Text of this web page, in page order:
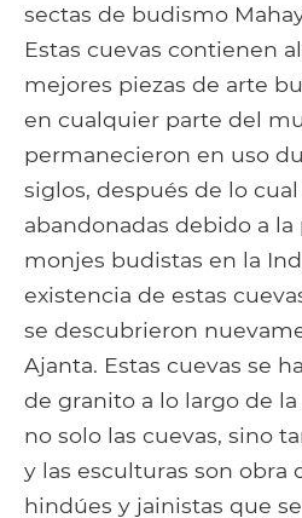
sectas de budismo
Estas cuevas contienen
mejores piezas de arte
en cualquier parte del
permanecieron en uso
siglos, después de lo
abandonadas debido a
monjes budistas en la
existencia de estas
se descubrieron
Ajanta. Estas cuevas se
de granito a lo largo de
no solo las cuevas, sino
y las esculturas son obra
hindúes y jainistas que